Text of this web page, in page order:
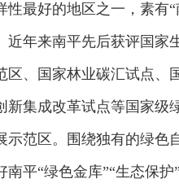
性最好的地区之一，素有
近年来南平先后获评国家
区、国家林业碳汇试点、
新集成改革试点等国家级
示范区。围绕独有的绿色
南平“绿色金库”“生态保